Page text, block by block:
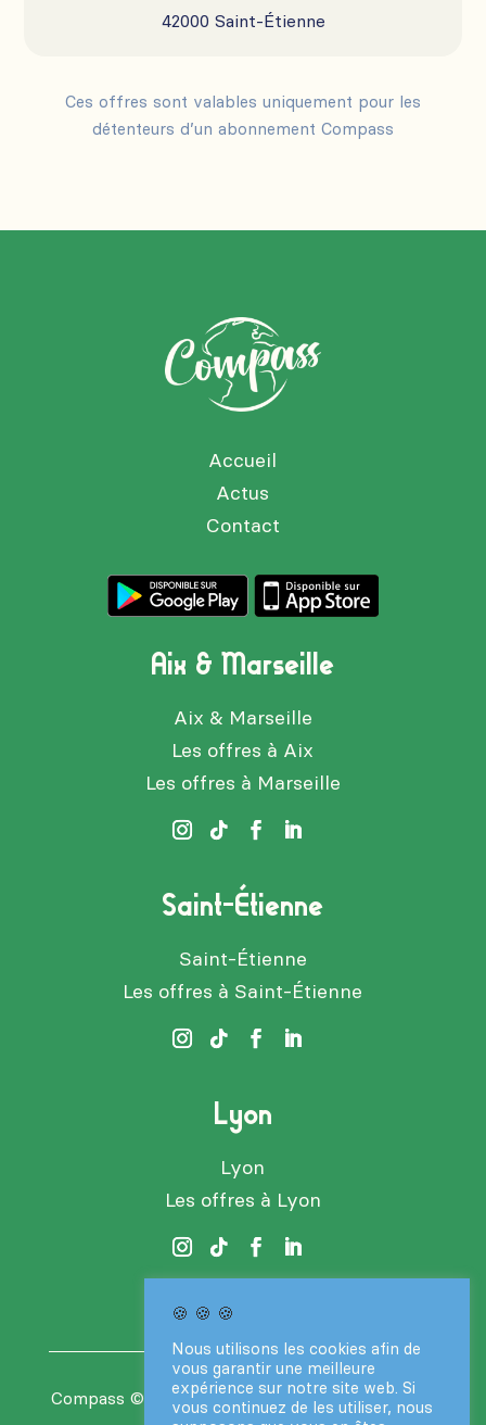
42000 Saint-Étienne
Ces offres sont valables uniquement pour les
détenteurs d’un abonnement Compass
Accueil
Actus
Contact
Aix & Marseille
Aix & Marseille
Les offres à Aix
Les offres à Marseille
Saint-Étienne
Saint-Étienne
Les offres à Saint-Étienne
Lyon
Lyon
Les offres à Lyon
Compass © 2024 – Tous droits réservés – CGV
🍪 🍪 🍪
Nous utilisons les cookies afin de
vous garantir une meilleure
expérience sur notre site web. Si
vous continuez de les utiliser, nous